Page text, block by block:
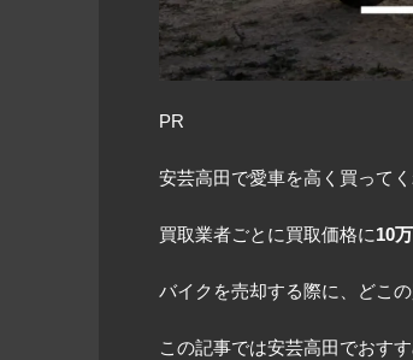
PR
安芸高田で愛車を高く買って
買取業者ごとに買取価格に10
バイクを売却する際に、どこ
この記事では安芸高田でおす